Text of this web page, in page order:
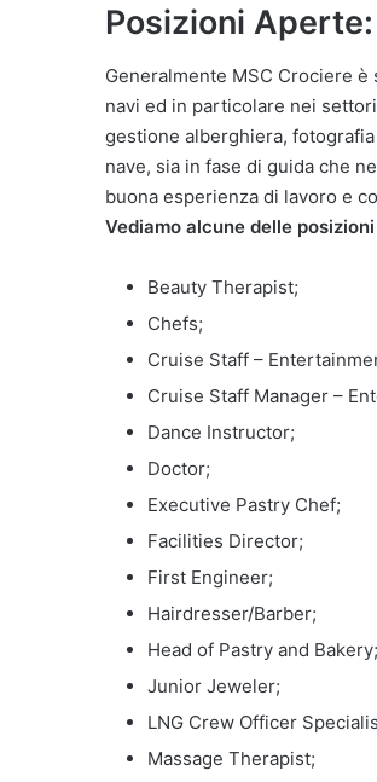
Posizioni Aperte:
Generalmente MSC Crociere
navi ed in particolare nei
gestione alberghiera,
nave, sia in fase di guida che
buona esperienza di lavoro e
Vediamo alcune delle
Beauty Therapist;
Chefs;
Cruise Staff –
Cruise Staff Manager –
Dance Instructor;
Doctor;
Executive Pastry Chef;
Facilities Director;
First Engineer;
Hairdresser/Barber;
Head of Pastry and Bakery;
Junior Jeweler;
LNG Crew Officer
Massage Therapist;